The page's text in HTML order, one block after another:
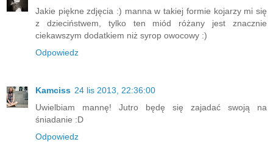
Jakie piękne zdjęcia :) manna w takiej formie kojarzy mi się
z dzieciństwem, tylko ten miód różany jest znacznie
ciekawszym dodatkiem niż syrop owocowy :)
Odpowiedz
Kamciss 24 lis 2013, 22:36:00
Uwielbiam mannę! Jutro będę się zajadać swoją na
śniadanie :D
Odpowiedz